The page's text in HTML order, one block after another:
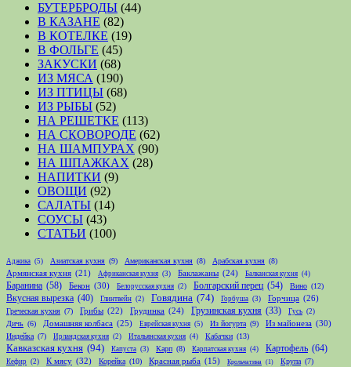
БУТЕРБРОДЫ (44)
В КАЗАНЕ (82)
В КОТЕЛКЕ (19)
В ФОЛЬГЕ (45)
ЗАКУСКИ (68)
ИЗ МЯСА (190)
ИЗ ПТИЦЫ (68)
ИЗ РЫБЫ (52)
НА РЕШЕТКЕ (113)
НА СКОВОРОДЕ (62)
НА ШАМПУРАХ (90)
НА ШПАЖКАХ (28)
НАПИТКИ (9)
ОВОЩИ (92)
САЛАТЫ (14)
СОУСЫ (43)
СТАТЬИ (100)
Аджика (5) Азиатская кухня (9) Американская кухня (8) Арабская кухня (8)
Армянская кухня (21) Африканская кухня (3) Баклажаны (24) Балканская кухня (4)
Баранина (58) Бекон (30) Белорусская кухня (2) Болгарский перец (54) Вино (12)
Вкусная вырезка (40) Глинтвейн (2) Говядина (74) Горбуша (3) Горчица (26)
Греческая кухня (7) Грибы (22) Грудинка (24) Грузинская кухня (33) Гусь (2)
Дичь (6) Домашняя колбаса (25) Еврейская кухня (5) Из йогурта (9) Из майонеза (30)
Индейка (7) Ирландская кухня (2) Итальянская кухня (4) Кабачки (13)
Кавказская кухня (94) Капуста (3) Карп (8) Карпатская кухня (4) Картофель (64)
Кефир (2) К мясу (32) Корейка (10) Красная рыба (15) Крольчатина (1) Крупа (7)